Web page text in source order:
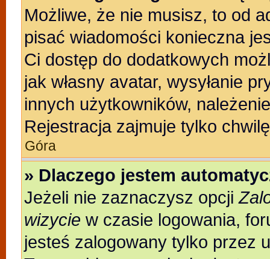
Możliwe, że nie musisz, to od
pisać wiadomości konieczna
Ci dostęp do dodatkowych
jak własny avatar, wysyłanie
innych użytkowników,
Rejestracja zajmuje tylko
Góra
» Dlaczego jestem
Jeżeli nie zaznaczysz opcji
wizycie w czasie logowania,
jesteś zalogowany tylko przez